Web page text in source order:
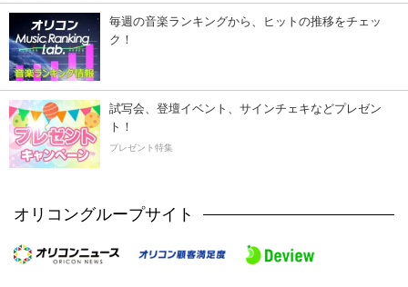
毎週の音楽ランキングから、ヒットの推移をチェッ
ク！
試写会、登壇イベント、サインチェキなどプレゼン
ト！
プレゼント特集
オリコングループサイト